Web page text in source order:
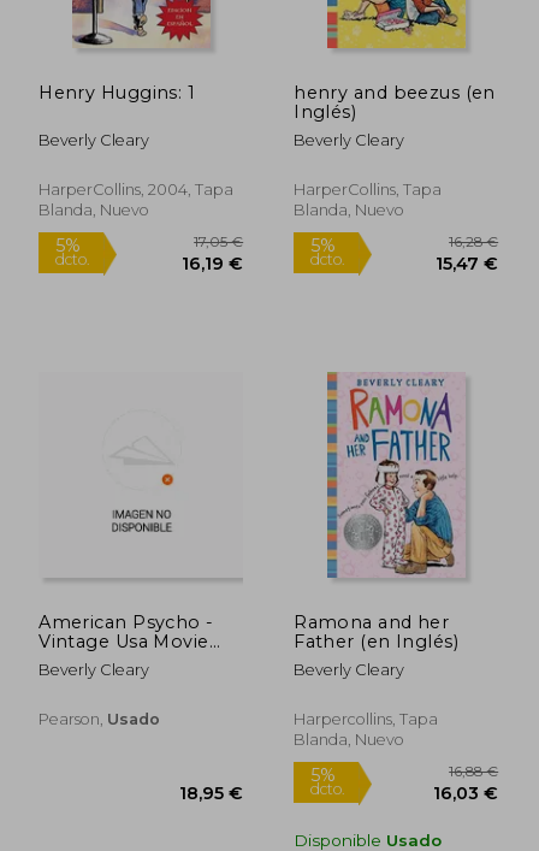
5% 5%
5% 5%
Henry Huggins: 1
Beverly Cleary
HarperCollins, 2004, Tapa
Blanda, Nuevo
henry and beezus (en
Inglés)
Beverly Cleary
HarperCollins, Tapa
Blanda, Nuevo
American Psycho -
Vintage Usa Movie
Tie-In
Beverly Cleary
Pearson, Usado
Ramona and her
Father (en Inglés)
Beverly Cleary
Harpercollins, Tapa
Blanda, Nuevo
Disponible Usado